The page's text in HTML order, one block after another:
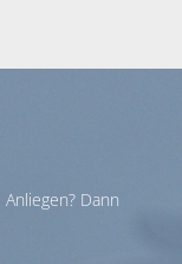
Dann